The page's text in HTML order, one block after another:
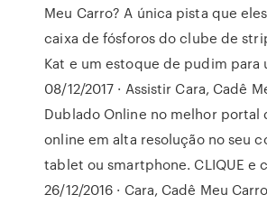
Meu Carro? A única pista que
caixa de fósforos do clube de
Kat e um estoque de pudim para
08/12/2017 · Assistir Cara, Cadê
Dublado Online no melhor portal
online em alta resolução no seu
tablet ou smartphone. CLIQUE e
26/12/2016 · Cara, Cadê Meu